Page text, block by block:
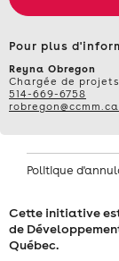
MIEUX
MARDI
12
Pour plus
Reyna Obregon
Chargée de
514-669-6758
robregon@ccmm.ca
Politique
Cette initiative
de
Québec.